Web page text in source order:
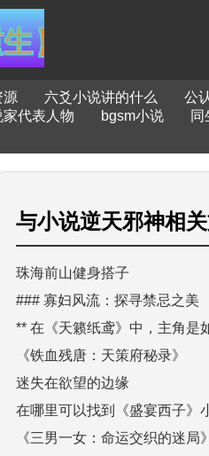
源 六爻小说讲的什么 公
家代表人物 bgsm小说 同
与小说逆天邪神相
珠海前山健身搭子
### 寡妇风流：探寻禁忌之美
** 在《天籁纸鸢》中，主角是
《铁血残唐：天策府秘录》
迷失在欲望的边缘
在哪里可以找到《盛宴西子》
《三男一女：命运交织的迷局》